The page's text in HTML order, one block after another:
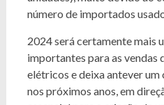
número de importados
2024 será certamente mais
importantes para as vendas
elétricos e deixa antever
nos próximos anos, em